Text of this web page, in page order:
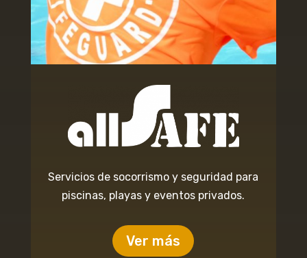
Servicios de socorrismo y seguridad para
piscinas, playas y eventos privados.
Ver más